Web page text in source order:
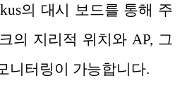
의 대시 보드를 통해 주
의 지리적 위치와 AP, 그
니터링이 가능합니다.